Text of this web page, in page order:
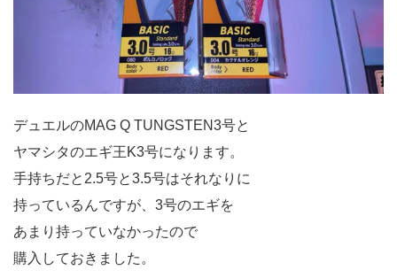
デュエルのMAG Q TUNGSTEN3号と
ヤマシタのエギ王K3号になります。
手持ちだと2.5号と3.5号はそれなりに
持っているんですが、3号のエギを
あまり持っていなかったので
購入しておきました。